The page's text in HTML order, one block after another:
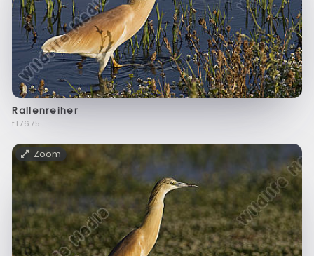
Rallenreiher
f17675
Zoom